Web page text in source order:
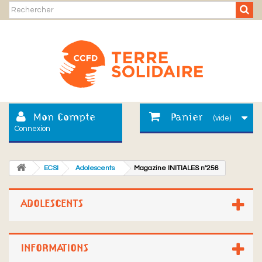
Mon Compte
Connexion
Panier (vide)
ECSI Adolescents Magazine INITIALES n°256
ADOLESCENTS
INFORMATIONS